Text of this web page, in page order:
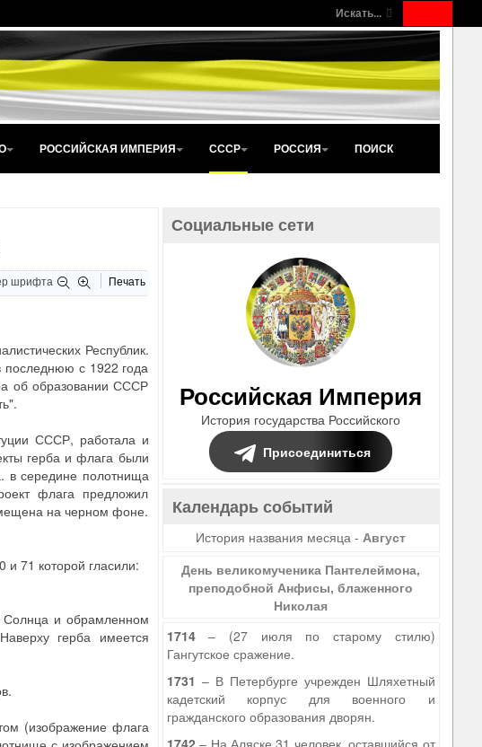
Искать...
РОССИЙСКАЯ ИМПЕРИЯ СССР РОССИЯ ПОИСК
шрифта Печать
Республик.
с 1922 года
об образовании СССР
СССР, работала и
герба и флага были
в середине полотнища
флага предложил
на черном фоне.
71 которой гласили:
Солнца и обрамленном
герба имеется
(изображение флага
Социальные сети
Российская Империя
История государства Российского
Присоединиться
Календарь событий
История названия месяца -Август
День великомученика Пантелеймона,
преподобной Анфисы, блаженного
Николая
1714– (27 июля по старому стилю)
Гангутское сражение.
1731 – В Петербурге учрежден Шляхетный
кадетский корпус для военного и
гражданского образования дворян.
1742– На Аляске 31 человек, оставшийся от